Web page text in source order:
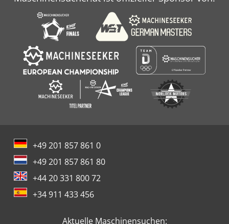
+49 201 857 861 0
+49 201 857 861 80
+44 20 331 800 72
+34 911 433 456
Aktuelle Maschinensuchen: